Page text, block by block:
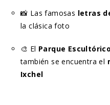
📸 Las famosas letras
la clásica foto
🎨 El Parque
también se encuentra el
Ixchel